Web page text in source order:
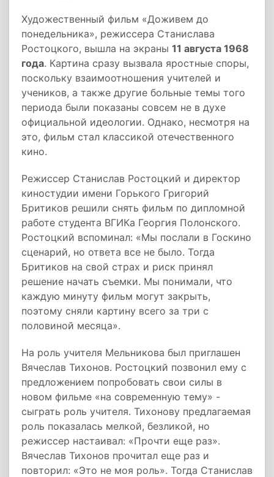
Художественный фильм «Доживем до
понедельника», режиссера Станислава
Ростоцкого, вышла на экраны 11 августа 1968
года. Картина сразу вызвала яростные споры,
поскольку взаимоотношения учителей и
учеников, а также другие больные темы того
периода были показаны совсем не в духе
официальной идеологии. Однако, несмотря на
это, фильм стал классикой отечественного
кино.
Режиссер Станислав Ростоцкий и директор
киностудии имени Горького Григорий
Бритиков решили снять фильм по дипломной
работе студента ВГИКа Георгия Полонского.
Ростоцкий вспоминал: «Мы послали в Госкино
сценарий, но ответа все не было. Тогда
Бритиков на свой страх и риск принял
решение начать съемки. Мы понимали, что
каждую минуту фильм могут закрыть,
поэтому сняли картину всего за три с
половиной месяца».
На роль учителя Мельникова был приглашен
Вячеслав Тихонов. Ростоцкий позвонил ему с
предложением попробовать свои силы в
новом фильме «на современную тему» -
сыграть роль учителя. Тихонову предлагаемая
роль показалась мелкой, безликой, но
режиссер настаивал: «Прочти еще раз».
Вячеслав Тихонов прочитал еще раз и
повторил: «Это не моя роль». Тогда Станислав